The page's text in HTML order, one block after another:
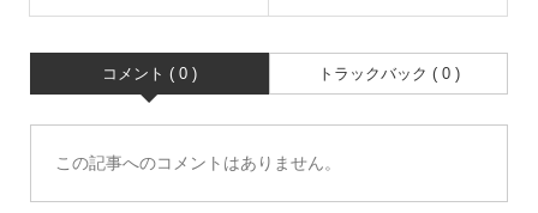
コメント ( 0 ) トラックバック ( 0 )
この記事へのコメントはありません。